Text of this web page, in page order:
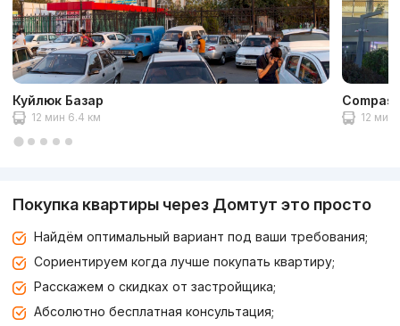
Куйлюк Базар
12 мин 6.4 км 12 мин
Покупка квартиры через Домтут это просто
Найдём оптимальный вариант под ваши требования;
Сориентируем когда лучше покупать квартиру;
Расскажем о скидках от застройщика;
Абсолютно бесплатная консультация;